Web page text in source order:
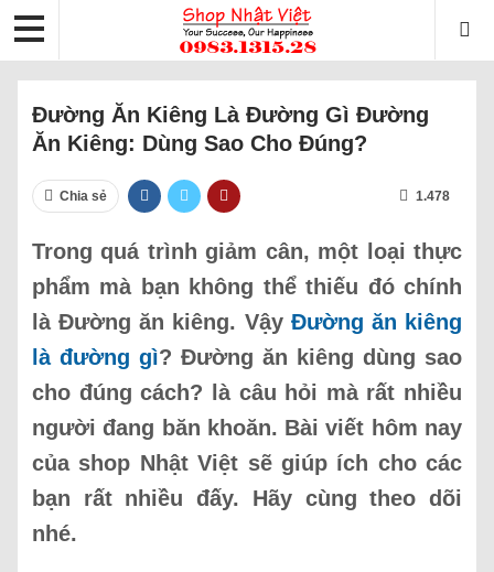
Đường Ăn Kiêng Là Đường Gì Đường
Ăn Kiêng: Dùng Sao Cho Đúng?
Chia sẻ 1.478
Trong quá trình giảm cân, một loại thực
phẩm mà bạn không thể thiếu đó chính
là Đường ăn kiêng. Vậy Đường ăn kiêng
là đường gì? Đường ăn kiêng dùng sao
cho đúng cách? là câu hỏi mà rất nhiều
người đang băn khoăn. Bài viết hôm nay
của shop Nhật Việt sẽ giúp ích cho các
bạn rất nhiều đấy. Hãy cùng theo dõi
nhé.